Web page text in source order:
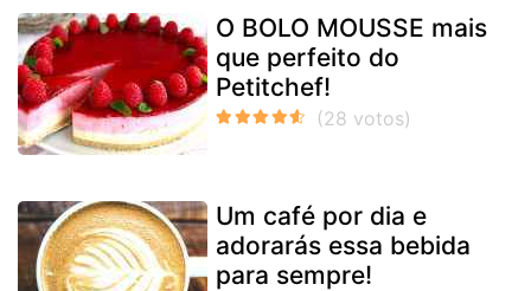
O BOLO MOUSSE mais
que perfeito do
Petitchef!
Um café por dia e
adorarás essa bebida
para sempre!